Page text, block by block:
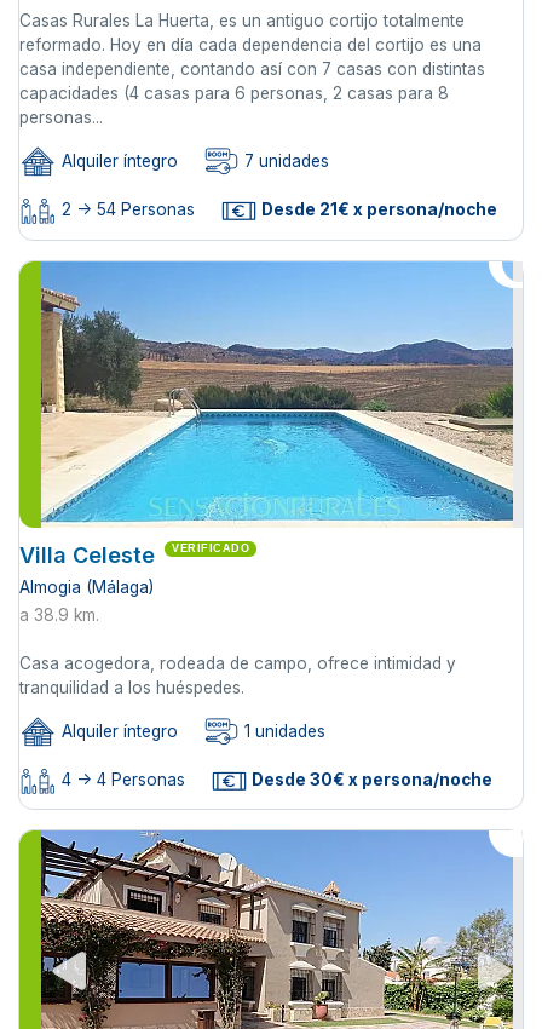
Casas Rurales La Huerta, es un antiguo cortijo totalmente
reformado. Hoy en día cada dependencia del cortijo es una
casa independiente, contando así con 7 casas con distintas
capacidades (4 casas para 6 personas, 2 casas para 8
personas...
Alquiler íntegro 7 unidades
2 -> 54 Personas Desde 21€ x persona/noche
Villa Celeste VERIFICADO
Almogia (Málaga)
a 38.9 km.
Casa acogedora, rodeada de campo, ofrece intimidad y
tranquilidad a los huéspedes.
Alquiler íntegro 1 unidades
4 -> 4 Personas Desde 30€ x persona/noche